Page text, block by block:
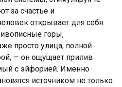
за счастье и
открывает для себя
горы,
просто улица, полной
— он ощущает прилив
с эйфорией. Именно
источником не только